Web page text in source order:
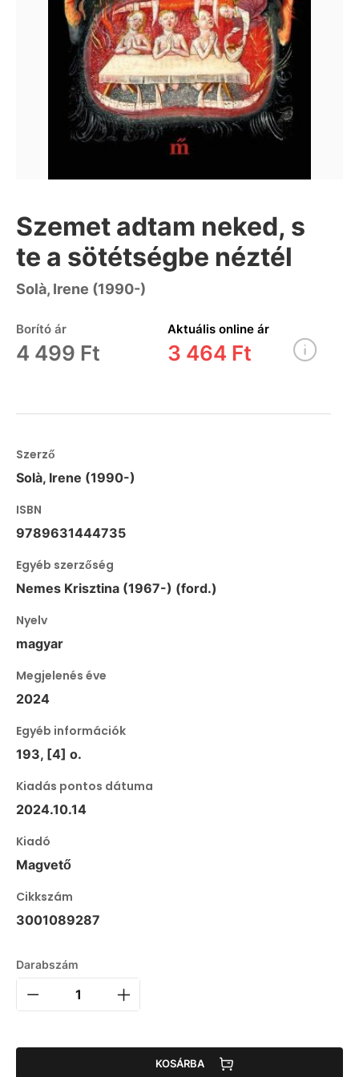
Szemet adtam neked, s
te a sötétségbe néztél
Solà, Irene (1990-)
Borító ár
4 499 Ft
Aktuális online ár
3 464 Ft
Szerző
Solà, Irene (1990-)
ISBN
9789631444735
Egyéb szerzőség
Nemes Krisztina (1967-) (ford.)
Nyelv
magyar
Megjelenés éve
2024
Egyéb információk
193, [4] o.
Kiadás pontos dátuma
2024.10.14
Kiadó
Magvető
Cikkszám
3001089287
Darabszám
KOSÁRBA